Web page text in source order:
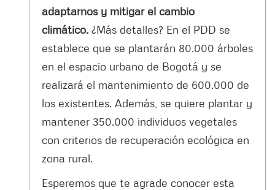
adaptarnos y mitigar el cambio
climático. ¿Más detalles? En el PDD se
establece que se plantarán 80.000 árboles
en el espacio urbano de Bogotá y se
realizará el mantenimiento de 600.000 de
los existentes. Además, se quiere plantar y
mantener 350.000 individuos vegetales
con criterios de recuperación ecológica en
zona rural.
Esperemos que te agrade conocer esta